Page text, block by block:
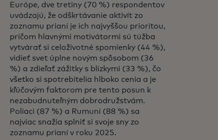
Európe, dve tretiny (70 %) respondentov
uvádzajú, že odškrtávanie aktivít zo
zoznamu prianí je ich najvyššou prioritou,
pričom hlavnými motivátormi sú túžba
vytvárať si celoživotné spomienky (44 %),
vidieť svet úplne novým spôsobom (36
%) a zdieľať zážitky s blízkymi (33 %), čo
všetko si spotrebitelia hlboko cenia a je
kľúčovým faktorom pre tento posun k
nezabudnuteľným dobrodružstvám.
Poliaci (87 %) a Rumuni (88 %) sa
najviac snažia splniť si svoje sny zo
zoznamu prianí v roku 2025.